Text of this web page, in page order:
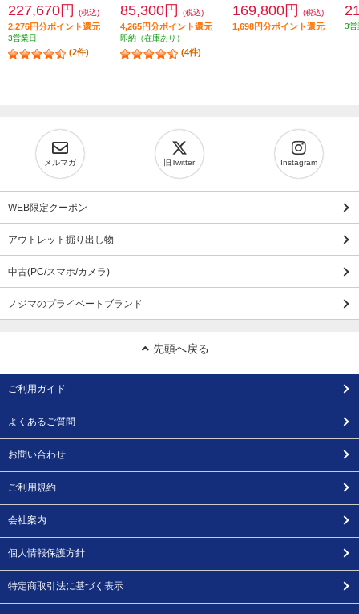
227,670円 (税込)
2,276円分ポイント還元
3営業日
(2件)
85,300円 (税込)
4,265円分ポイント還元
即納（在庫あり）
(4件)
169,800円 (税込)
1,698円分ポイント還元 3営
メルマガ 旧Twitter Instagram
WEB限定クーポン
アウトレット掘り出し物
中古(PC/スマホ/カメラ)
ノジマのプライベートブランド
先頭へ戻る
ご利用ガイド
よくあるご質問
お問い合わせ
ご利用規約
会社案内
個人情報保護方針
特定商取引法に基づく表示